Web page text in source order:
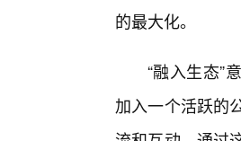
的最大化。
“融入生态”
加入一个活跃的